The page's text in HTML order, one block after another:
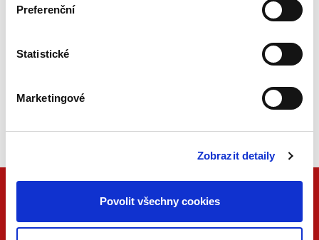
Preferenční
Statistické
Marketingové
Zobrazit detaily
Povolit všechny cookies